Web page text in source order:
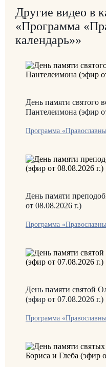
Другие видео в
«Программа
календарь»»
День памяти святого
Пантелеимона (эфир
Программа
День памяти
от 08.08.2026 г.)
Программа
День памяти святой
(эфир от 07.08.2026 г.)
Программа